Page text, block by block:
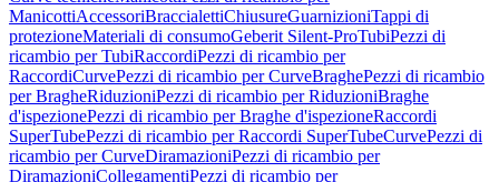
ManicottiAccessoriBraccialettiChiusureGuarnizioniTappi di
protezioneMateriali di consumoGeberit Silent-ProTubiPezzi di
ricambio per TubiRaccordiPezzi di ricambio per
RaccordiCurvePezzi di ricambio per CurveBraghePezzi di ricambio
per BragheRiduzioniPezzi di ricambio per RiduzioniBraghe
d'ispezionePezzi di ricambio per Braghe d'ispezioneRaccordi
SuperTubePezzi di ricambio per Raccordi SuperTubeCurvePezzi di
ricambio per CurveDiramazioniPezzi di ricambio per
DiramazioniCollegamentiPezzi di ricambio per